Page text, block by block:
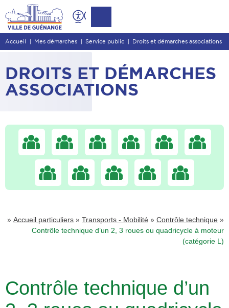
Contenu
Entête de page
Menu principal
Pied de page
Accueil Mes démarches Service public Droits et démarches associations
DROITS ET DÉMARCHES
ASSOCIATIONS
» Accueil particuliers » Transports - Mobilité » Contrôle technique »
Contrôle technique d’un 2, 3 roues ou quadricycle à moteur
(catégorie L)
Contrôle technique d’un